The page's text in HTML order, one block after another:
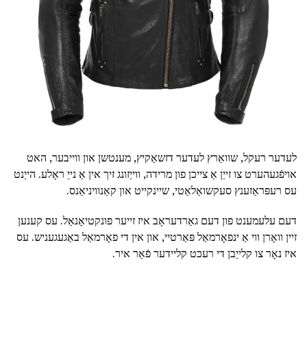
לעדער רעקל, שוואַרץ לעדער דזשאַקיץ, מענטשן און ווייבער, האט
אויפֿגעהערט צו זייַן אַ צייכן פון מרידה, ווייַזונג זיך אין אַ נייַ ראָלע. הייַנט
עס רעפּראַזענץ סעקשואַלאַטי, שיינקייט און קאַנוויניאַנס.
דעם עלעמענט פון דעם גאַרדעראָב איז זייער פונקטיאָנאַל. עס קענען
זיין וואָרן ווי אַ ינפאָרמאַל פּאַרטיי, און אין די פאָרמאַל באַגעגעניש. עס
איז נאָר צו קלייַבן די רעכט קליידער פֿאַר איר.